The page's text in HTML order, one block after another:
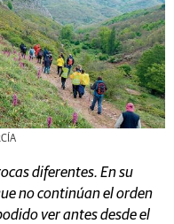
diferentes. En su
no continúan el orden
ver antes desde el